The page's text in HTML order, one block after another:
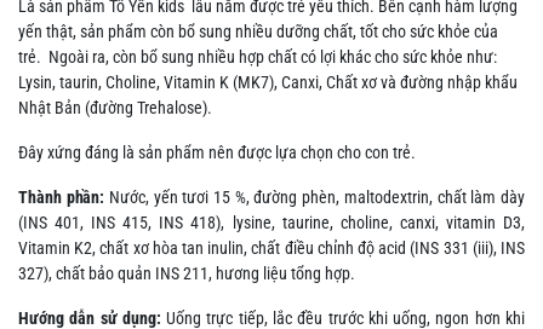
Là sản phẩm Tổ Yến kids lâu năm được trẻ yêu thích. Bên cạnh hàm lượng
yến thật, sản phẩm còn bổ sung nhiều dưỡng chất, tốt cho sức khỏe của
trẻ. Ngoài ra, còn bổ sung nhiều hợp chất có lợi khác cho sức khỏe như:
Lysin, taurin, Choline, Vitamin K (MK7), Canxi, Chất xơ và đường nhập khẩu
Nhật Bản (đường Trehalose).
Đây xứng đáng là sản phẩm nên được lựa chọn cho con trẻ.
Thành phần: Nước, yến tươi 15 %, đường phèn, maltodextrin, chất làm dày
(INS 401, INS 415, INS 418), lysine, taurine, choline, canxi, vitamin D3,
Vitamin K2, chất xơ hòa tan inulin, chất điều chỉnh độ acid (INS 331 (iii), INS
327), chất bảo quản INS 211, hương liệu tổng hợp.
Hướng dẫn sử dụng:Uống trực tiếp, lắc đều trước khi uống, ngon hơn khi